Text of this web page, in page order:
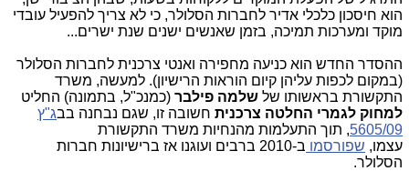
הוא חיסכון כלכלי אדיר לחברות הסלולר, כי לא צריך להפעיל עובדי
מוקד ומערכות תמיכה, בזמן שאנשים ישנים שנת ישרים...
ההסדר החדש הוא כניעה מחפירה ואנטי צרכנית לחברות הסלולר
(במקום לכפות עליהן קיום הוראות הרישיון). למעשה, משרד
התקשורת בראשותו של שלמה פילבר (כמנכ"ל, בתמונה) החליט
למחוק לגמרי החלטה צרכנית חשובה זו, שגם נבחנה בבג"ץ
5605/09
, תוך התעלמות מהנחיות משרד התקשורת
עצמו, שפורסמו
ב-2010 ברבים ועוגנו אז ברישיונות חברות
הסלולר.